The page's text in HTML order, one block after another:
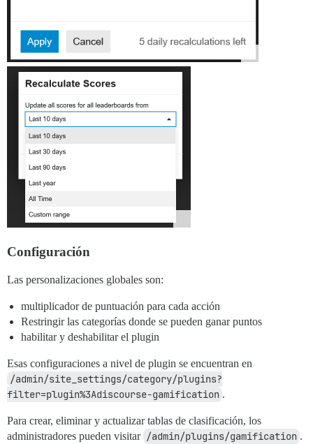
Configuración
Las personalizaciones globales son:
multiplicador de puntuación para cada acción
Restringir las categorías donde se pueden ganar puntos
habilitar y deshabilitar el plugin
Esas configuraciones a nivel de plugin se encuentran en
/admin/site_settings/category/plugins?
filter=plugin%3Adiscourse-gamification .
Para crear, eliminar y actualizar tablas de clasificación, los
administradores pueden visitar /admin/plugins/gamification .